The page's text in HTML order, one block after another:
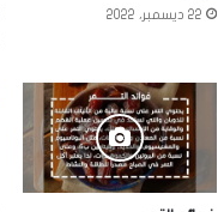
22 ديسمبر، 2022